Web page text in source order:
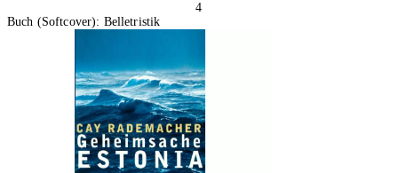
4
Buch (Softcover): Belletristik